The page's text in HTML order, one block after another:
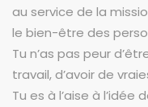
au service de la
le bien-être des
Tu n’as pas peur
travail, d’avoir de
Tu es à l’aise à